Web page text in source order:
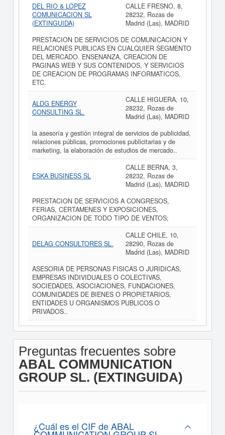
DEL RIO & LOPEZ
COMUNICACION SL
(EXTINGUIDA)
CALLE FRESNO, 8,
28232, Rozas de
Madrid (Las), MADRID
PRESTACION DE SERVICIOS DE COMUNICACION Y
RELACIONES PUBLICAS EN CUALQUIER SEGMENTO
DEL MERCADO. ENSENANZA, CREACION DE
PAGINAS WEB Y SUS CONTENIDOS, Y SERVICIOS
DE CREACION DE PROGRAMAS INFORMATICOS,
ETC.
ALDG ENERGY
CONSULTING SL.
CALLE HIGUERA, 10,
28232, Rozas de
Madrid (Las), MADRID
la asesoría y gestión integral de servicios de publicidad,
relaciones públicas, promociones publicitarias y de
marketing, la elaboración de estudios de mercado..
ESKA BUSINESS SL
CALLE BERNA, 3,
28232, Rozas de
Madrid (Las), MADRID
PRESTACION DE SERVICIOS A CONGRESOS,
FERIAS, CERTAMENES Y EXPOSICIONES,
ORGANIZACION DE TODO TIPO DE VENTOS;
DELAG CONSULTORES SL.
CALLE CHILE, 10,
28290, Rozas de
Madrid (Las), MADRID
ASESORIA DE PERSONAS FISICAS O JURIDICAS,
EMPRESAS INDIVIDUALES O COLECTIVAS,
SOCIEDADES, ASOCIACIONES, FUNDACIONES,
COMUNIDADES DE BIENES O PROPIETARIOS,
ENTIDADES U ORGANISMOS PUBLICOS O
PRIVADOS..
Preguntas frecuentes sobre
ABAL COMMUNICATION
GROUP SL. (EXTINGUIDA)
¿Cuál es el CIF de ABAL